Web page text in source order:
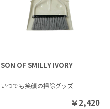
SON OF SMILLY IVORY
いつでも笑顔の掃除グッズ
￥2,420